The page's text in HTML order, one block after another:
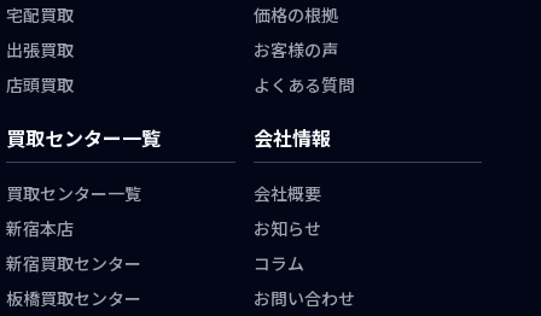
宅配買取
出張買取
店頭買取
価格の根拠
お客様の声
よくある質問
買取センター一覧
買取センター一覧
新宿本店
新宿買取センター
板橋買取センター
会社情報
会社概要
お知らせ
コラム
お問い合わせ